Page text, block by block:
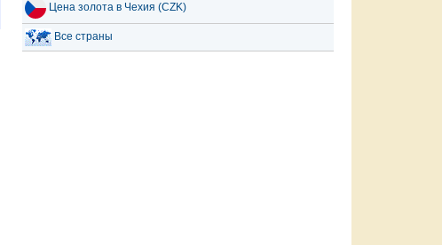
Цена золота в Чехия (CZK)
Все страны